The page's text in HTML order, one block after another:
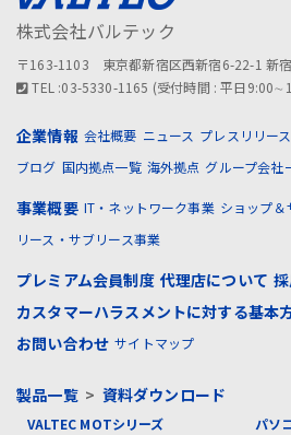
株式会社バルテック
〒163-1103 東京都新宿区西新宿6-22-1 新
TEL :03-5330-1165 (受付時間 : 平日
企業情報 会社概要 ニュース プレスリリース
ブログ 国内拠点一覧 海外拠点 グループ会社
事業概要 IT・ネットワーク事業 ショップ
リース・サブリース事業
プレミアム会員制度 代理店について
カスタマーハラスメントに対する基本
お問い合わせ サイトマップ
製品一覧> 資料ダウンロード
VALTEC MOTシリーズ
パソ